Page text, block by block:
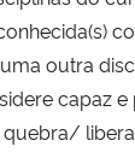
outra
capaz